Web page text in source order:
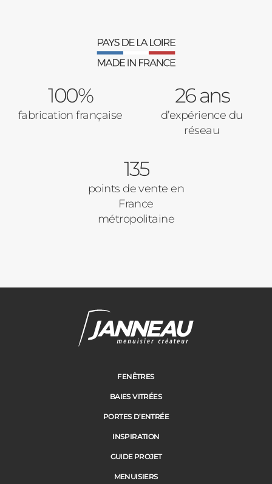
Verrière intérieures
Baies Vitrées
Volets Roulants
Pergolas
Cloture
Suivant
Pavillon
Adresse des travaux
Code Postal des travaux
100%
fabrication française
26 ans
d’expérience du
réseau
135
points de vente en
France
métropolitaine
FENÊTRES
BAIES VITRÉES
PORTES D’ENTRÉE
INSPIRATION
GUIDE PROJET
MENUISIERS